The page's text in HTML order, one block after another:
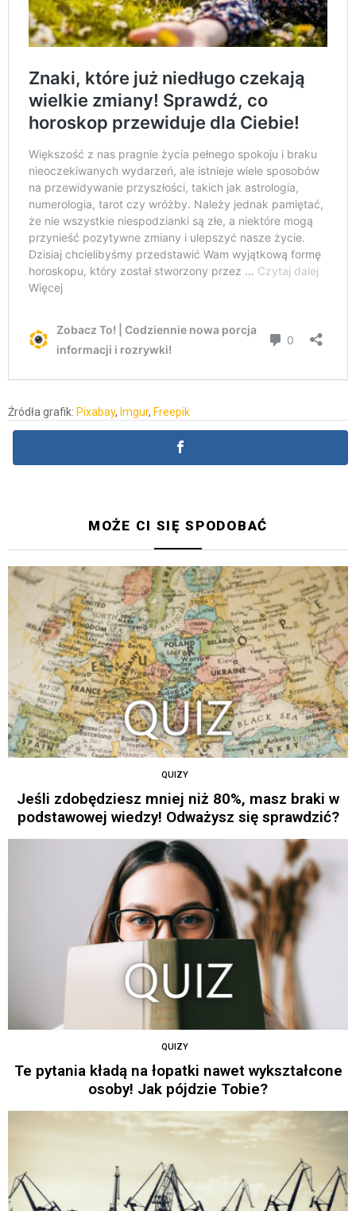
Źródła grafik: Pixabay, Imgur, Freepik
MOŻE CI SIĘ SPODOBAĆ
QUIZY
Jeśli zdobędziesz mniej niż 80%, masz braki w
podstawowej wiedzy! Odważysz się sprawdzić?
QUIZY
Te pytania kładą na łopatki nawet wykształcone
osoby! Jak pójdzie Tobie?